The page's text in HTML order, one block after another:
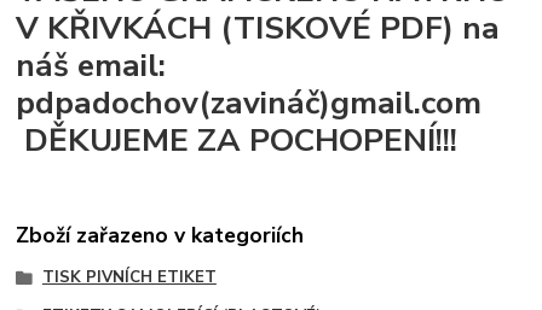
V KŘIVKÁCH (TISKOVÉ PDF) na
náš email:
pdpadochov(zavináč)gmail.com
DĚKUJEME ZA POCHOPENÍ!!!
Zboží zařazeno v kategoriích
TISK PIVNÍCH ETIKET